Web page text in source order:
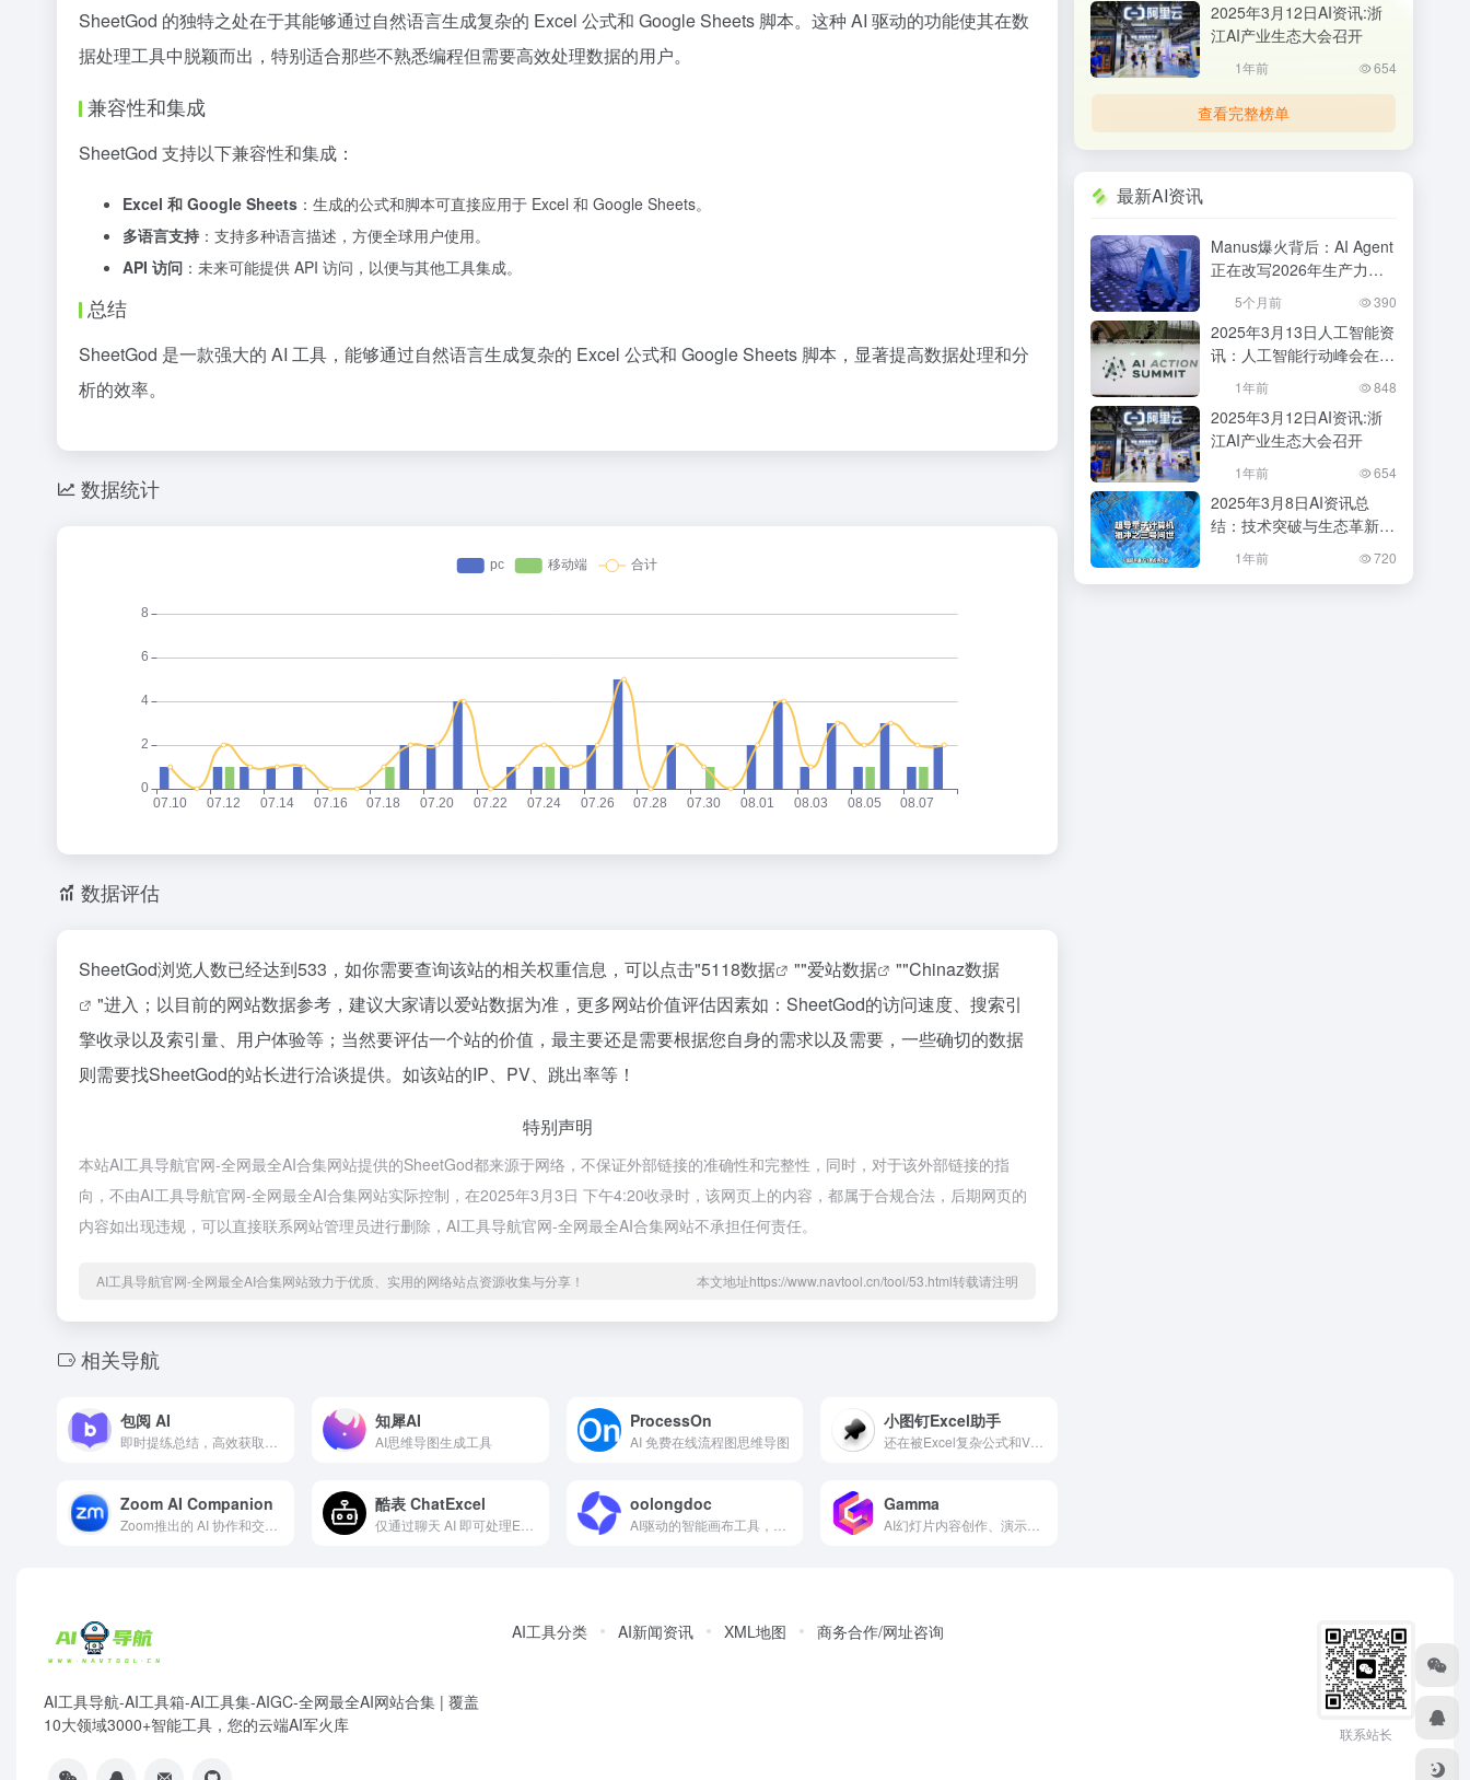
SheetGod 的独特之处在于其能够通过自然语言生成复杂的 Excel 公式和 Google Sheets 脚本。这种 AI 驱动的功能使其在数
据处理工具中脱颖而出，特别适合那些不熟悉编程但需要高效处理数据的用户。
兼容性和集成
SheetGod 支持以下兼容性和集成：
Excel 和 Google Sheets ：生成的公式和脚本可直接应用于 Excel 和 Google Sheets。
多语言支持 ：支持多种语言描述，方便全球用户使用。
API 访问 ：未来可能提供 API 访问，以便与其他工具集成。
总结
SheetGod 是一款强大的 AI 工具，能够通过自然语言生成复杂的 Excel 公式和 Google Sheets 脚本，显著提高数据处理和分
析的效率。
数据统计
数据评估
SheetGod浏览人数已经达到533，如你需要查询该站的相关权重信息，可以点击"5118数据 ""爱站数据 ""Chinaz数据
"进入；以目前的网站数据参考，建议大家请以爱站数据为准，更多网站价值评估因素如：SheetGod的访问速度、搜索引
擎收录以及索引量、用户体验等；当然要评估一个站的价值，最主要还是需要根据您自身的需求以及需要，一些确切的数据
则需要找SheetGod的站长进行洽谈提供。如该站的IP、PV、跳出率等！
特别声明
本站AI工具导航官网-全网最全AI合集网站提供的SheetGod都来源于网络，不保证外部链接的准确性和完整性，同时，对于该外部链接的指
向，不由AI工具导航官网-全网最全AI合集网站实际控制，在2025年3月3日 下午4:20收录时，该网页上的内容，都属于合规合法，后期网页的
内容如出现违规，可以直接联系网站管理员进行删除，AI工具导航官网-全网最全AI合集网站不承担任何责任。
AI工具导航官网-全网最全AI合集网站致力于优质、实用的网络站点资源收集与分享！ 本文地址https://www.navtool.cn/tool/53.html转载请注明
相关导航
包阅 AI 知犀AI
AI思维导图生成工具
ProcessOn
AI 免费在线流程图思维导图
小图钉Excel助手
Zoom AI Companion 酷表 ChatExcel oolongdoc Gamma
2025年3月12日AI资讯:浙
江AI产业生态大会召开
1年前 654
查看完整榜单
最新AI资讯
Manus爆火背后：AI Agent
正在改写2026年生产力格
局，普通人该如何抓住机
5个月前 390
2025年3月13日人工智能资
讯：人工智能行动峰会在巴
黎成功举办
1年前 848
2025年3月12日AI资讯:浙
江AI产业生态大会召开
1年前 654
2025年3月8日AI资讯总
结：技术突破与生态革新并
1年前 720
AI工具导航-AI工具箱-AI工具集-AIGC-全网最全AI网站合集 | 覆盖
10大领域3000+智能工具，您的云端AI军火库
AI工具分类 AI新闻资讯 XML地图 商务合作/网址咨询
联系站长